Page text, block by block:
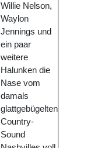
Willie Nelson,
Waylon
Jennings und
ein paar
weitere
Halunken die
Nase vom
damals
glattgebügelten
Country-
Sound